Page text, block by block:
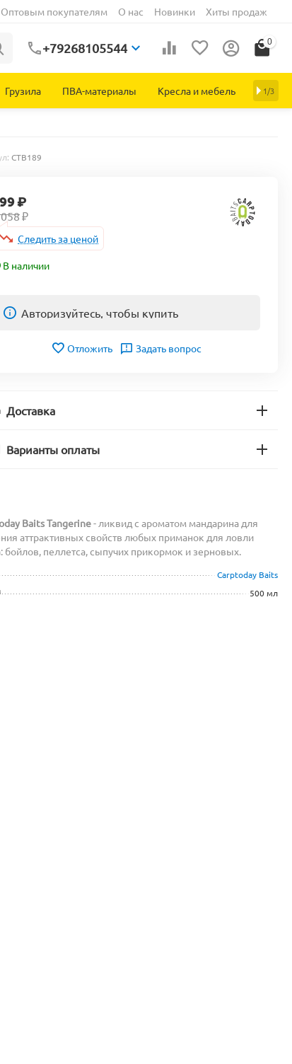
Оптовым покупателям О нас Новинки Хиты продаж
+79268105544 0
Грузила ПВА-материалы Кресла и мебель 1/3
CTB189
₽
₽
Следить за ценой
В наличии
Авторизуйтесь, чтобы купить
Отложить Задать вопрос
Доставка
Варианты оплаты
Baits Tangerine- ликвид с ароматом мандарина для
аттрактивных свойств любых приманок для ловли
бойлов, пеллетса, сыпучих прикормок и зерновых.
Carptoday Baits
500 мл